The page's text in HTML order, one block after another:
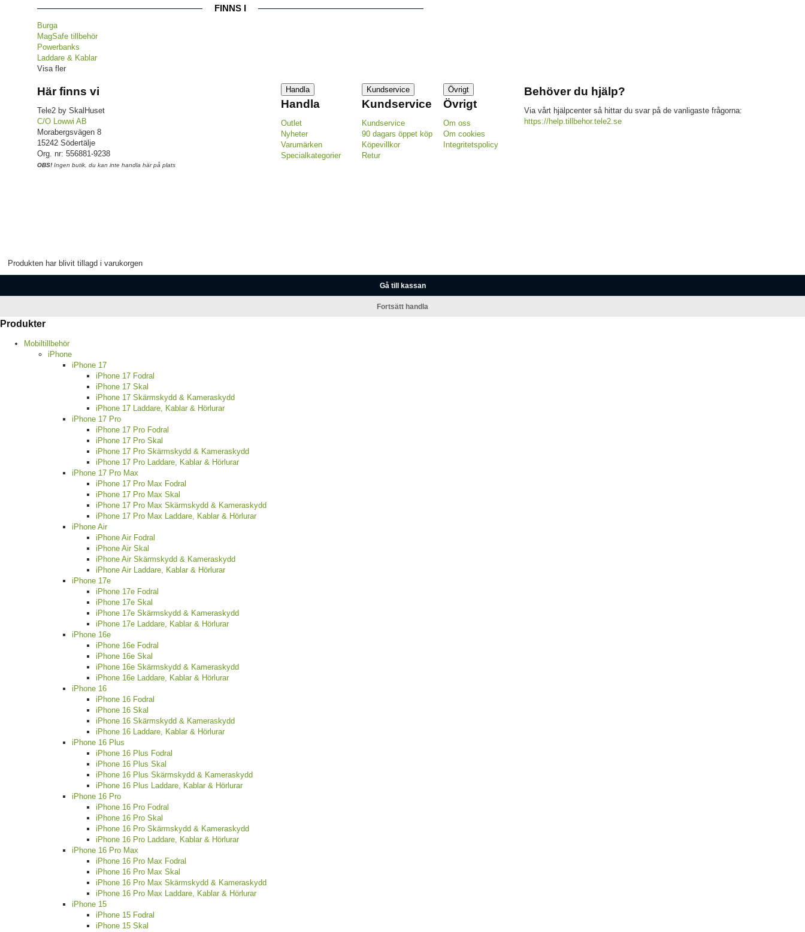
FINNS I
Burga
MagSafe tillbehör
Powerbanks
Laddare & Kablar
Visa fler
Här finns vi
Tele2 by SkalHuset
C/O Lowwi AB
Morabergsvägen 8
15242 Södertälje
Org. nr: 556881-9238
OBS! Ingen butik, du kan inte handla här på plats
Handla
Handla
Outlet
Nyheter
Varumärken
Specialkategorier
Kundservice
Kundservice
Kundservice
90 dagars öppet köp
Köpevillkor
Retur
Övrigt
Övrigt
Om oss
Om cookies
Integritetspolicy
Behöver du hjälp?
Via vårt hjälpcenter så hittar du svar på de vanligaste frågorna:
https://help.tillbehor.tele2.se
Produkten har blivit tillagd i varukorgen
Gå till kassan
Fortsätt handla
Produkter
Mobiltillbehör
iPhone
iPhone 17
iPhone 17 Fodral
iPhone 17 Skal
iPhone 17 Skärmskydd & Kameraskydd
iPhone 17 Laddare, Kablar & Hörlurar
iPhone 17 Pro
iPhone 17 Pro Fodral
iPhone 17 Pro Skal
iPhone 17 Pro Skärmskydd & Kameraskydd
iPhone 17 Pro Laddare, Kablar & Hörlurar
iPhone 17 Pro Max
iPhone 17 Pro Max Fodral
iPhone 17 Pro Max Skal
iPhone 17 Pro Max Skärmskydd & Kameraskydd
iPhone 17 Pro Max Laddare, Kablar & Hörlurar
iPhone Air
iPhone Air Fodral
iPhone Air Skal
iPhone Air Skärmskydd & Kameraskydd
iPhone Air Laddare, Kablar & Hörlurar
iPhone 17e
iPhone 17e Fodral
iPhone 17e Skal
iPhone 17e Skärmskydd & Kameraskydd
iPhone 17e Laddare, Kablar & Hörlurar
iPhone 16e
iPhone 16e Fodral
iPhone 16e Skal
iPhone 16e Skärmskydd & Kameraskydd
iPhone 16e Laddare, Kablar & Hörlurar
iPhone 16
iPhone 16 Fodral
iPhone 16 Skal
iPhone 16 Skärmskydd & Kameraskydd
iPhone 16 Laddare, Kablar & Hörlurar
iPhone 16 Plus
iPhone 16 Plus Fodral
iPhone 16 Plus Skal
iPhone 16 Plus Skärmskydd & Kameraskydd
iPhone 16 Plus Laddare, Kablar & Hörlurar
iPhone 16 Pro
iPhone 16 Pro Fodral
iPhone 16 Pro Skal
iPhone 16 Pro Skärmskydd & Kameraskydd
iPhone 16 Pro Laddare, Kablar & Hörlurar
iPhone 16 Pro Max
iPhone 16 Pro Max Fodral
iPhone 16 Pro Max Skal
iPhone 16 Pro Max Skärmskydd & Kameraskydd
iPhone 16 Pro Max Laddare, Kablar & Hörlurar
iPhone 15
iPhone 15 Fodral
iPhone 15 Skal